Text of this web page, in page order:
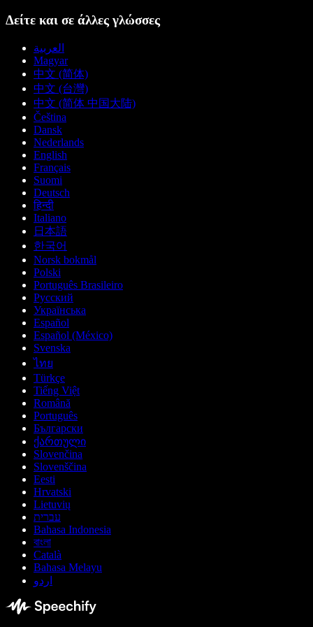
Δείτε και σε άλλες γλώσσες
العربية
Magyar
中文 (简体)
中文 (台灣)
中文 (简体 中国大陆)
Čeština
Dansk
Nederlands
English
Français
Suomi
Deutsch
हिन्दी
Italiano
日本語
한국어
Norsk bokmål
Polski
Português Brasileiro
Русский
Українська
Español
Español (México)
Svenska
ไทย
Türkçe
Tiếng Việt
Română
Português
Български
ქართული
Slovenčina
Slovenščina
Eesti
Hrvatski
Lietuvių
עברית
Bahasa Indonesia
বাংলা
Català
Bahasa Melayu
اردو